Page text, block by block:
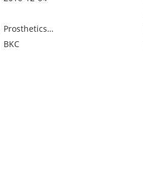
Prosthetics
And Orthotics
BKC